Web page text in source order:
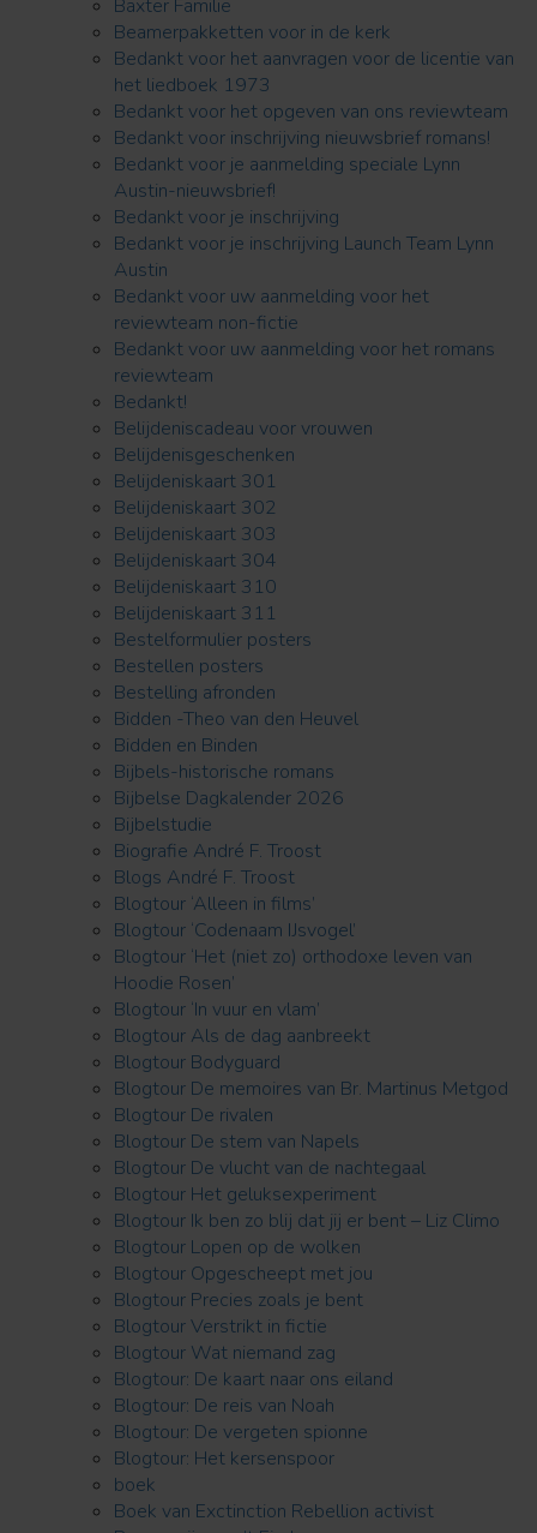
Baxter Familie
Beamerpakketten voor in de kerk
Bedankt voor het aanvragen voor de licentie van
het liedboek 1973
Bedankt voor het opgeven van ons reviewteam
Bedankt voor inschrijving nieuwsbrief romans!
Bedankt voor je aanmelding speciale Lynn
Austin-nieuwsbrief!
Bedankt voor je inschrijving
Bedankt voor je inschrijving Launch Team Lynn
Austin
Bedankt voor uw aanmelding voor het
reviewteam non-fictie
Bedankt voor uw aanmelding voor het romans
reviewteam
Bedankt!
Belijdeniscadeau voor vrouwen
Belijdenisgeschenken
Belijdeniskaart 301
Belijdeniskaart 302
Belijdeniskaart 303
Belijdeniskaart 304
Belijdeniskaart 310
Belijdeniskaart 311
Bestelformulier posters
Bestellen posters
Bestelling afronden
Bidden -Theo van den Heuvel
Bidden en Binden
Bijbels-historische romans
Bijbelse Dagkalender 2026
Bijbelstudie
Biografie André F. Troost
Blogs André F. Troost
Blogtour ‘Alleen in films’
Blogtour ‘Codenaam IJsvogel’
Blogtour ‘Het (niet zo) orthodoxe leven van
Hoodie Rosen’
Blogtour ‘In vuur en vlam’
Blogtour Als de dag aanbreekt
Blogtour Bodyguard
Blogtour De memoires van Br. Martinus Metgod
Blogtour De rivalen
Blogtour De stem van Napels
Blogtour De vlucht van de nachtegaal
Blogtour Het geluksexperiment
Blogtour Ik ben zo blij dat jij er bent – Liz Climo
Blogtour Lopen op de wolken
Blogtour Opgescheept met jou
Blogtour Precies zoals je bent
Blogtour Verstrikt in fictie
Blogtour Wat niemand zag
Blogtour: De kaart naar ons eiland
Blogtour: De reis van Noah
Blogtour: De vergeten spionne
Blogtour: Het kersenspoor
boek
Boek van Exctinction Rebellion activist